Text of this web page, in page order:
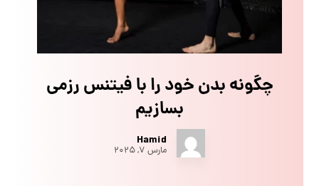
چگونه بدن خود را با فیتنس رزمی
بسازیم
Hamid
مارس ۷, ۲۰۲۵